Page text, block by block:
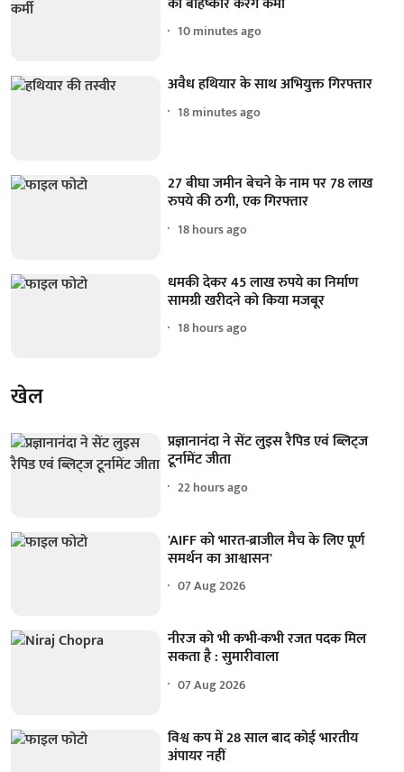
10 minutes ago
अवैध हथियार के साथ अभियुक्त गिरफ्तार
18 minutes ago
27 बीघा जमीन बेचने के नाम पर 78 लाख
रुपये की ठगी, एक गिरफ्तार
18 hours ago
धमकी देकर 45 लाख रुपये का निर्माण
सामग्री खरीदने को किया मजबूर
18 hours ago
खेल
प्रज्ञानानंदा ने सेंट लुइस रैपिड एवं ब्लिट्ज
टूर्नामेंट जीता
22 hours ago
'AIFF को भारत-ब्राजील मैच के लिए पूर्ण
समर्थन का आश्वासन'
07 Aug 2026
नीरज को भी कभी-कभी रजत पदक मिल
सकता है : सुमारीवाला
07 Aug 2026
विश्व कप में 28 साल बाद कोई भारतीय
अंपायर नहीं